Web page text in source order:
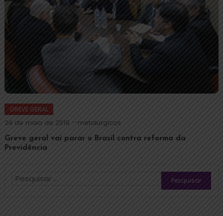
GREVE GERAL
24 de maio de 2019 metalurgicos
Greve geral vai parar o Brasil contra reforma da
Previdência